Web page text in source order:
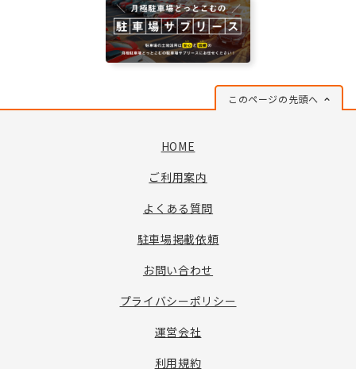
このページの先頭へ
HOME
ご利用案内
よくある質問
駐車場掲載依頼
お問い合わせ
プライバシーポリシー
運営会社
利用規約